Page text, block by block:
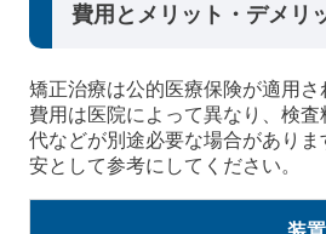
費用とメリット・デメリ
矯正治療は公的医療保険が適用さ
費用は医院によって異なり、検
代などが別途必要な場合がありま
安として参考にしてください。